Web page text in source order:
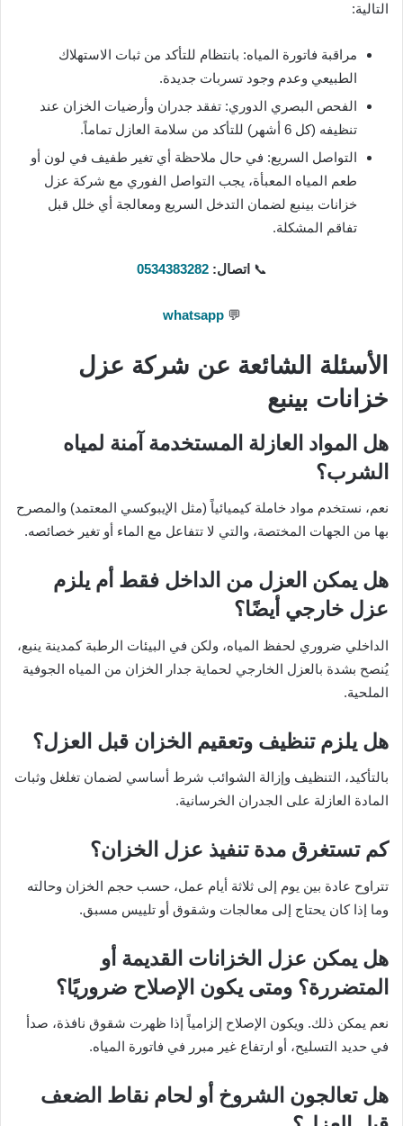
التالية:
مراقبة فاتورة المياه: بانتظام للتأكد من ثبات الاستهلاك
الطبيعي وعدم وجود تسربات جديدة.
الفحص البصري الدوري: تفقد جدران وأرضيات الخزان عند
تنظيفه (كل 6 أشهر) للتأكد من سلامة العازل تماماً.
التواصل السريع: في حال ملاحظة أي تغير طفيف في لون أو
طعم المياه المعبأة، يجب التواصل الفوري مع شركة عزل
خزانات بينبع لضمان التدخل السريع ومعالجة أي خلل قبل
تفاقم المشكلة.
📞 اتصال:0534383282
💬
whatsapp
الأسئلة الشائعة عن شركة عزل
خزانات بينبع
هل المواد العازلة المستخدمة آمنة لمياه
الشرب؟
نعم، نستخدم مواد خاملة كيميائياً (مثل الإيبوكسي المعتمد) والمصرح
بها من الجهات المختصة، والتي لا تتفاعل مع الماء أو تغير خصائصه.
هل يمكن العزل من الداخل فقط أم يلزم
عزل خارجي أيضًا؟
الداخلي ضروري لحفظ المياه، ولكن في البيئات الرطبة كمدينة ينبع،
يُنصح بشدة بالعزل الخارجي لحماية جدار الخزان من المياه الجوفية
الملحية.
هل يلزم تنظيف وتعقيم الخزان قبل العزل؟
بالتأكيد، التنظيف وإزالة الشوائب شرط أساسي لضمان تغلغل وثبات
المادة العازلة على الجدران الخرسانية.
كم تستغرق مدة تنفيذ عزل الخزان؟
تتراوح عادة بين يوم إلى ثلاثة أيام عمل، حسب حجم الخزان وحالته
وما إذا كان يحتاج إلى معالجات وشقوق أو تلييس مسبق.
هل يمكن عزل الخزانات القديمة أو
المتضررة؟ ومتى يكون الإصلاح ضروريًا؟
نعم يمكن ذلك. ويكون الإصلاح إلزامياً إذا ظهرت شقوق نافذة، صدأ
في حديد التسليح، أو ارتفاع غير مبرر في فاتورة المياه.
هل تعالجون الشروخ أو لحام نقاط الضعف